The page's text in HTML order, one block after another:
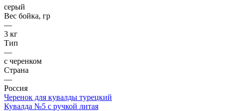
серый
Вес бойка, гр
—
3 кг
Тип
—
с черенком
Страна
—
Россия
Черенок для кувалды турецкий
Кувалда №5 с ручкой литая